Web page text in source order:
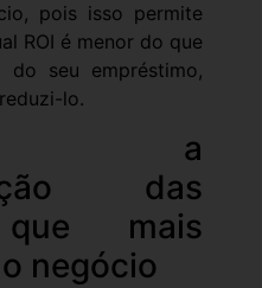
pois isso permite
ROI é menor do que
seu empréstimo,
lo.
a
das
mais
negócio